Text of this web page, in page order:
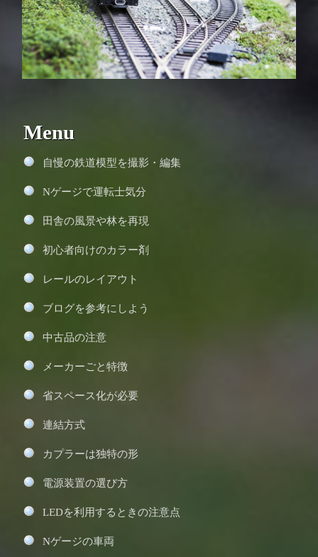
Menu
自慢の鉄道模型を撮影・編集
Nゲージで運転士気分
田舎の風景や林を再現
初心者向けのカラー剤
レールのレイアウト
ブログを参考にしよう
中古品の注意
メーカーごと特徴
省スペース化が必要
連結方式
カプラーは独特の形
電源装置の選び方
LEDを利用するときの注意点
Nゲージの車両